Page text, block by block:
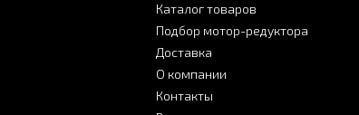
Каталог товаров
Подбор мотор-редуктора
Доставка
О компании
Контакты